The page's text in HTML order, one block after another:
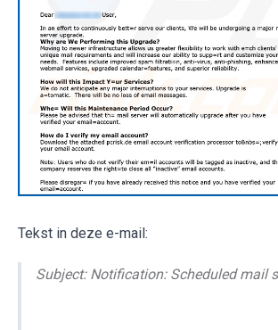
Tekst in deze e-mail:
Subject: Notification: Scheduled mail